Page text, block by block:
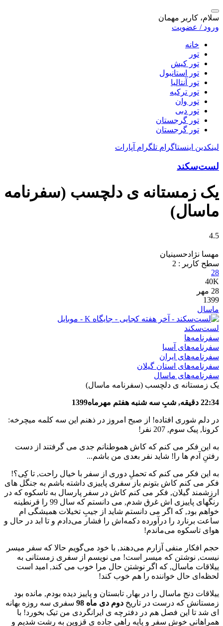
سلام، کاربر مهمان
ورود / عضویت
خانه
تور
تور کیش
تور استانبول
تور آنتالیا
تور ترکیه
تور وان
تور دبی
تور گرجستان
تور گرجستان
لینکدین اینستاگرام تلگرام آپارات
لست‌سکند
یک زمستانه ی دلچسب (سفرنامه
ماسال)
4.5
مهسا نژادحسینیان
سطح کاربر : 2
28
40K
28 مهر
1399
ماسال
لست‌سکند
سفرنامه‌ها
سفرنامه‌های آسیا
سفرنامه‌های ایران
سفرنامه‌های استان گیلان
سفرنامه‌های ماسال
یک زمستانه ی دلچسب (سفرنامه ماسال)
22:34 دقیقه, شبِ سه شنبه هفتم مهرماه1399
در دلم شوری افتاده! از صبح امروز در ذهنم این سه کلمه میچرخه:
کرونا, پیک سوم, 207 نفر!
به این فکر می کنم که کاش هموطنانم جدی می گرفتند از دست
رفتنِ آدم ها را! شاید نفر بعدی من باشم...
به این فکر می کنم که تحملِ دوری از سفر با خیال راحت, تا کِی؟!
فکر می کنم کاش بتونم باز سفری پاییزی داشته باشم به جنگل های
ارزشمند گیلان, فکر می کنم کاش در سفر پارسال به تاسکوه که در
رنگهای پاییزی اش غرق شدم, می دانستم که سال 99 را قرنطینه
خواهم بود, که اگر می دانستم شاید از جیبِ تخیلات همیشگی ام
ساعت برنارد را درآورده دکمه‌اش را فشار می‌دادم و تا ابد در حال و
هوای تاسکوه می‌ماندم!
حجم افکار منفی آزارم می‌دهند, با خود می‌گویم حالا که سفر میسر
نیست, نوشتن که میسر است! می نویسم از سفری زمستانی به
ییلاقات ماسال, که اگر نوشتن حال مرا خوب می کند, امید است
لحظه‌ای حال خواننده را هم خوب کند!
ییلاقات دنج ماسال را در بهار, تابستان و پاییز دیده بودم, مانده بود
زمستانش که درست در تاریخ دوم دی ماه 98
سفری سه روزه بهانه
ای شد تا این فصل هم در دفترچه ی ایرانگردی من تیک بخورد! با
همراهانی خوش سفر و پایه راهی جاده ی قزوین به رشت شدیم و